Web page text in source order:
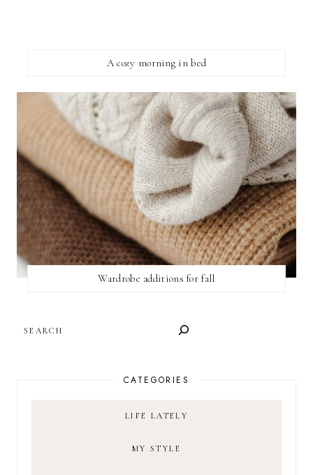
A cozy morning in bed
Wardrobe additions for fall
CATEGORIES
LIFE LATELY
MY STYLE